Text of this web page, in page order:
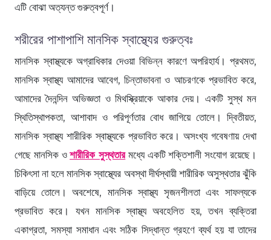
এটি বোঝা অত্যন্ত গুরুত্বপূর্ণ।
শরীরের পাশাপাশি মানসিক স্বাস্থ্যের গুরুত্বঃ
মানসিক স্বাস্থ্যকে অগ্রাধিকার দেওয়া বিভিন্ন কারণে অপরিহার্য। প্রথমত,
মানসিক স্বাস্থ্য আমাদের আবেগ, চিন্তাভাবনা ও আচরণকে প্রভাবিত করে,
আমাদের দৈনন্দিন অভিজ্ঞতা ও মিথস্ক্রিয়াকে আকার দেয়। একটি সুস্থ মন
স্থিতিস্থাপকতা, আশাবাদ ও পরিপূর্ণতার বোধ জাগিয়ে তোলে। দ্বিতীয়ত,
মানসিক স্বাস্থ্য শারীরিক স্বাস্থ্যকে প্রভাবিত করে। অসংখ্য গবেষণায় দেখা
গেছে মানসিক ওশারীরিক সুস্থতারমধ্যে একটি শক্তিশালী সংযোগ রয়েছে।
চিকিৎসা না হলে মানসিক স্বাস্থ্যের অবস্থা দীর্ঘস্থায়ী শারীরিক অসুস্থতার ঝুঁকি
বাড়িয়ে তোলে। অবশেষে, মানসিক স্বাস্থ্য সৃজনশীলতা এবং সাফল্যকে
প্রভাবিত করে। যখন মানসিক স্বাস্থ্য অবহেলিত হয়, তখন ব্যক্তিরা
একাগ্রতা, সমস্যা সমাধান এবং সঠিক সিদ্ধান্ত গ্রহণে ব্যর্থ হয় যা তাদের